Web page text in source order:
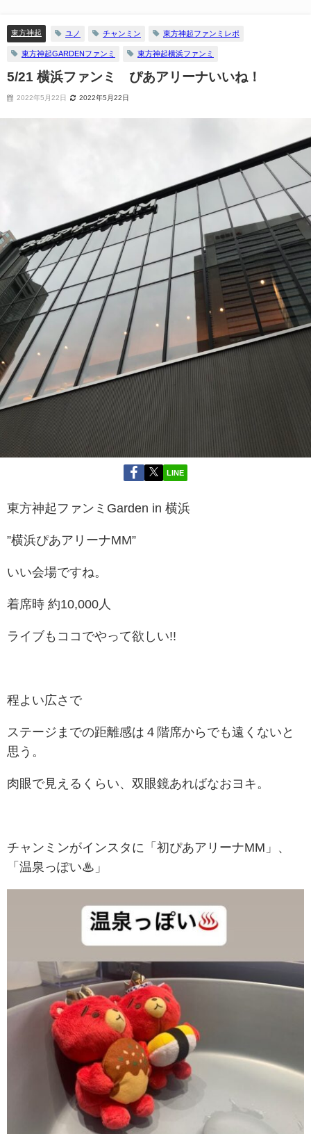
東方神起 ユノ チャンミン 東方神起ファンミレポ
東方神起GARDENファンミ 東方神起横浜ファンミ
5/21 横浜ファンミ ぴあアリーナいいね！
2022年5月22日 2022年5月22日
LINE
東方神起ファンミGarden in 横浜
”横浜ぴあアリーナMM”
いい会場ですね。
着席時 約10,000人
ライブもココでやって欲しい!!
程よい広さで
ステージまでの距離感は４階席からでも遠くないと
思う。
肉眼で見えるくらい、双眼鏡あればなおヨキ。
チャンミンがインスタに
「初ぴあアリーナMM」、
「温泉っぽい♨」